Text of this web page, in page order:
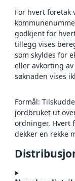
For hvert foretak
godkjent for
tillegg vises
som skyldes for
eller avkorting
søknaden vises
Formål:
jordbruket ut
ordninger. Hvert
dekker en rekke